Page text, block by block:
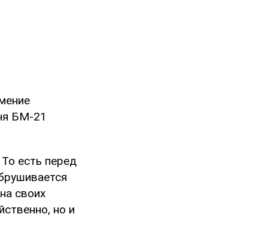
БМ-21
есть перед
своих
но и